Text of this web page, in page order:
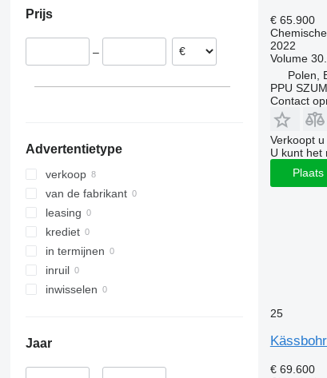
Hongarije
Prijs
–
Advertentietype
verkoop
van de fabrikant
leasing
krediet
in termijnen
inruil
inwisselen
Jaar
€ 65.900
2022
Volume
Polen,
PPU
Contact
Verkoopt
U kunt het
25
€ 69.600